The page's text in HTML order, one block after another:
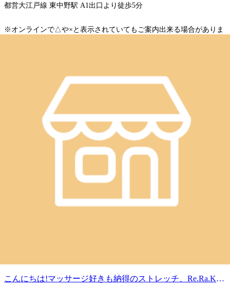
都営大江戸線 東中野駅 A1出口より徒歩5分
※オンラインで△や×と表示されていてもご案内出来る場合がありま
03-3364-5028
最近のブログ
8月11日(火)のご案内♪
こんにちは!マッサージ好きも納得のストレッチ、Re.Ra.Ku
日も感染症対策を万全にして、元気に営業しております♪8月
います。11:00~19:30がご案内可能となっております。※現
チ』を取り入れたリラク系ボディケア♪Re.Ra.Ku東中野店
〈営業時間〉終日:11時00分～21時00分(20時20分最終受付)
8月10日(月)のご案内♪
めご了承ください。 Re.Ra.Ku東中野店は、11:00～21:00まで
こんにちは!マッサージ好きも納得のストレッチ、Re.Ra.Ku